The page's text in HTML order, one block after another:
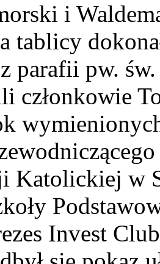
i
tablicy
parafii pw.
członkowie
Katolickiej w
Invest